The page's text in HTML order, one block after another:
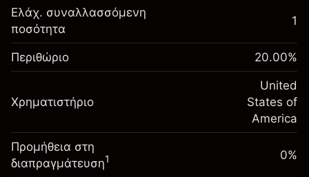
Αναπροσαρμογή
χρηματοδότησης κατά
τη διάρκεια της νύχτας
Χρεώσεις από την πλήρη αξία
της θέσης
%
(-$1.08)
~$5,000.00
Πηγαίνετε στην πλατφόρμα
Περιθώριο. Η επένδυσή
σας
Αναπροσαρμογή
τη διάρκεια της νύχτας
της θέσης
-0.000682
%
(-$0.03)
Μέγεθος διαπραγμάτευσης με μόχλευση
~$5,000.00
Ελάχ. συναλλασσόμενη
ποσότητα
1
Περιθώριο 20.00%
Χρηματιστήριο
United
States of
America
Προμήθεια στη
διαπραγμάτευση1 0%